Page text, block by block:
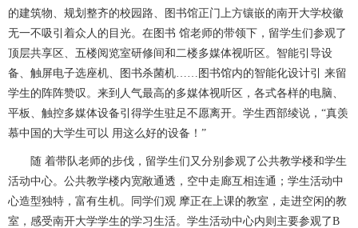
的建筑物、规划整齐的校园路、图书馆正门上方镶嵌的南开大学校徽
无一不吸引着众人的目光。在图书 馆老师的带领下，留学生们参观了
顶层共享区、五楼阅览室研修间和二楼多媒体视听区。智能引导设
备、触屏电子选座机、图书杀菌机……图书馆内的智能化设计引 来留
学生的阵阵赞叹。来到人气最高的多媒体视听区，各式各样的电脑、
平板、触控多媒体设备引得学生驻足不愿离开。学生西部绫说，“真羡
慕中国的大学生可以 用这么好的设备！”
随 着带队老师的步伐，留学生们又分别参观了公共教学楼和学生
活动中心。公共教学楼内宽敞通透，空中走廊互相连通；学生活动中
心造型独特，富有生机。同学们观 摩正在上课的教室，走进空闲的教
室，感受南开大学学生的学习生活。学生活动中心内则主要参观了B